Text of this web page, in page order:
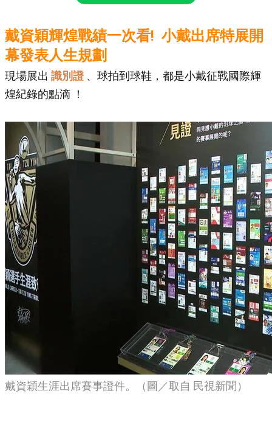
戴資穎輝煌戰績一次看! 小戴出席特展開
幕發表人生規劃
現場展出 識別證 、球拍到球鞋，都是小戴征戰國際輝
煌紀錄的點滴 ！
戴資穎生涯出席賽事證件。（圖／取自 民視新聞）